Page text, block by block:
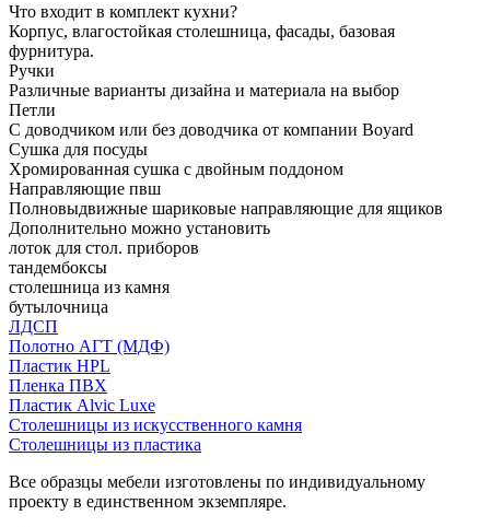
Что входит в комплект кухни?
Корпус, влагостойкая столешница, фасады, базовая
фурнитура.
Ручки
Различные варианты дизайна и материала на выбор
Петли
С доводчиком или без доводчика от компании Boyard
Сушка для посуды
Хромированная сушка с двойным поддоном
Направляющие пвш
Полновыдвижные шариковые направляющие для ящиков
Дополнительно можно установить
лоток для стол. приборов
тандембоксы
столешница из камня
бутылочница
ЛДСП
Полотно АГТ (МДФ)
Пластик HPL
Пленка ПВХ
Пластик Alvic Luxe
Столешницы из искусственного камня
Столешницы из пластика
Все образцы мебели изготовлены по индивидуальному
проекту в единственном экземпляре.